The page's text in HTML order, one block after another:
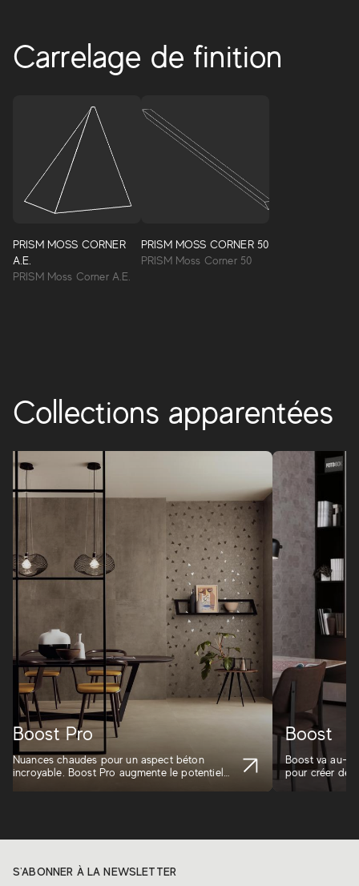
Carrelage de finition
PRISM MOSS CORNER
A.E.
PRISM Moss Corner A.E.
PRISM MOSS CORNER 50
PRISM Moss Corner 50
Prism
suggestions de la culture italienne dans une nouvelle
Collections apparentées
Boost Pro
Nuances chaudes pour un aspect béton
incroyable. Boost Pro augmente le potentiel
Boost
Boost va au-
pour créer des
S'ABONNER À LA NEWSLETTER